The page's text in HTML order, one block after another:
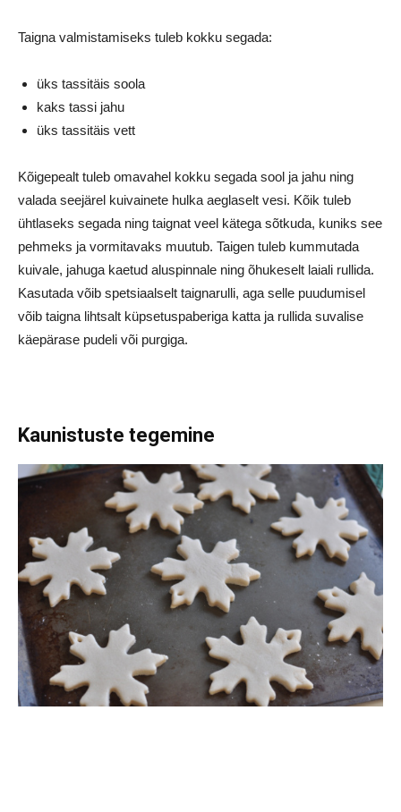
Taigna valmistamiseks tuleb kokku segada:
üks tassitäis soola
kaks tassi jahu
üks tassitäis vett
Kõigepealt tuleb omavahel kokku segada sool ja jahu ning
valada seejärel kuivainete hulka aeglaselt vesi. Kõik tuleb
ühtlaseks segada ning taignat veel kätega sõtkuda, kuniks see
pehmeks ja vormitavaks muutub. Taigen tuleb kummutada
kuivale, jahuga kaetud aluspinnale ning õhukeselt laiali rullida.
Kasutada võib spetsiaalselt taignarulli, aga selle puudumisel
võib taigna lihtsalt küpsetuspaberiga katta ja rullida suvalise
käepärase pudeli või purgiga.
Kaunistuste tegemine